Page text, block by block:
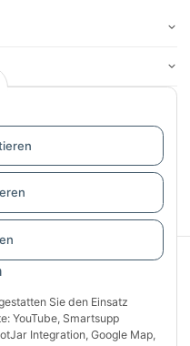
Sie den Einsatz
YouTube, Smartsupp
Integration, Google Map,
mit: